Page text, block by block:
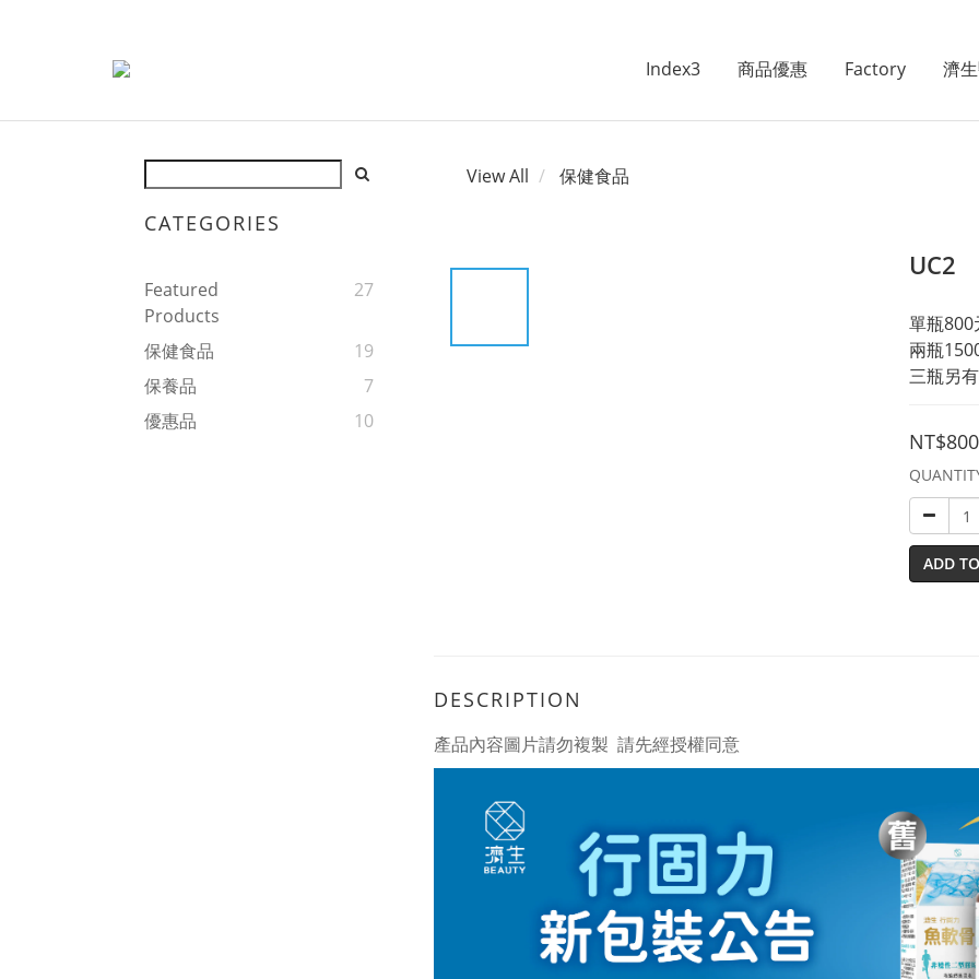
Index3 商品優惠 Factory 濟
CATEGORIES
Featured
Products
27
保健食品
19
保養品
7
優惠品
10
View All 保健食品
UC2
單瓶800
兩瓶
三瓶另
NT$800
ADD
DESCRIPTION
產品內容圖片請勿複製 請先經授權同意